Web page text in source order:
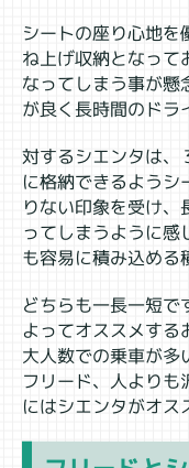
シートの座り心地
ね上げ収納となって
なってしまう事が懸
が良く長時間のドラ
対するシエンタは、
に格納できるようシ
りない印象を受け
ってしまうように感
も容易に積み込める
どちらも一長一短で
よってオススメする
大人数での乗車が多
フリード、人よりも
にはシエンタがオス